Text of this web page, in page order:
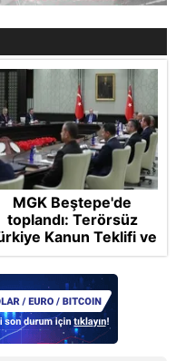
MGK Beştepe'de
toplandı: Terörsüz
Kanun Teklifi ve
bölgesel güvenlik
başlıkları masada